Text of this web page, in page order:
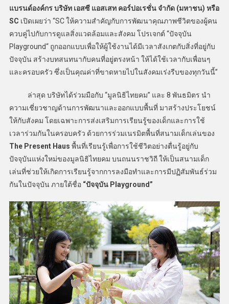
แบรนด์องค์กร บริษัท เอสซี แอสเสท คอร์ปอเรชั่น จำกัด (มหาชน) หรือ
SC เปิดเผยว่า “SC ให้ความสำคัญกับการพัฒนาคุณภาพชีวิตของผู้คน
ควบคู่ไปกับการดูแลสิ่งแวดล้อมและสังคม โปรเจกต์ “ปัจจุบัน
Playground“ ถูกออกแบบเพื่อให้ผู้ใช้งานได้มีเวลาสังเกตกับสิ่งที่อยู่กับ
ปัจจุบัน สร้างบทสนทนากับคนที่อยู่ตรงหน้า ให้ได้ใช้เวลากับเพื่อนๆ
และครอบครัว ซึ่งเป็นคุณค่าที่ขาดหายไปในสังคมเร่งรีบของทุกวันนี้”
ล่าสุด บริษัทได้ร่วมมือกับ “มูลนิธิไทยคม” และ 8 พันธมิตร นำ
ความเชี่ยวชาญด้านการพัฒนาและออกแบบพื้นที่ มาสร้างประโยชน์
ให้กับสังคม โดยเฉพาะการส่งเสริมการเรียนรู้ของเด็กและการใช้
เวลาร่วมกันในครอบครัว ด้วยการร่วมเนรมิตพื้นที่สนามเด็กเล่นของ
The Present Haus พื้นที่เรียนรู้เพื่อการใช้ชีวิตอย่างตื่นรู้อยู่กับ
ปัจจุบันแห่งใหม่ของมูลนิธิไทยคม บนถนนราชวิถี ให้เป็นสนามเด็ก
เล่นที่ช่วยให้เกิดการเรียนรู้จากการลงมือทำและการมีปฏิสัมพันธ์ร่วม
กันในปัจจุบัน ภายใต้ชื่อ “ปัจจุบัน Playground”